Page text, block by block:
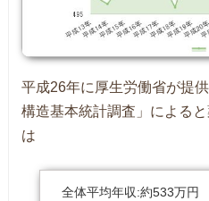
平成26年に厚生労働省が提
構造基本統計調査」による
は
全体平均年収:約533万円